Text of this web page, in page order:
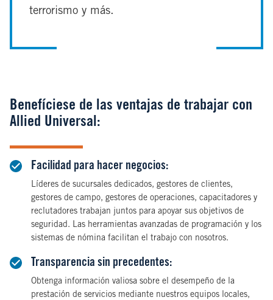
terrorismo y más.
Benefíciese de las ventajas de trabajar con
Allied Universal:
Facilidad para hacer negocios:
Líderes de sucursales dedicados, gestores de clientes,
gestores de campo, gestores de operaciones, capacitadores y
reclutadores trabajan juntos para apoyar sus objetivos de
seguridad. Las herramientas avanzadas de programación y los
sistemas de nómina facilitan el trabajo con nosotros.
Transparencia sin precedentes:
Obtenga información valiosa sobre el desempeño de la
prestación de servicios mediante nuestros equipos locales,